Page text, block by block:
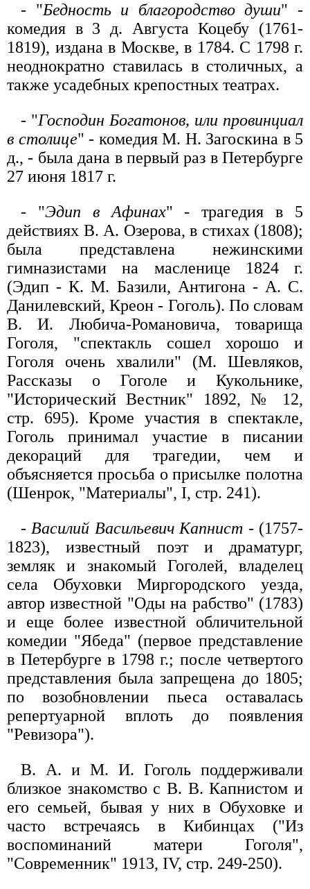
- "Бедность и благородство души" -
комедия в 3 д. Августа Коцебу (1761-
1819), издана в Москве, в 1784. С 1798 г.
неоднократно ставилась в столичных, а
также усадебных крепостных театрах.
- "Господин Богатонов, или провинциал
в столице" - комедия М. Н. Загоскина в 5
д., - была дана в первый раз в Петербурге
27 июня 1817 г.
- "Эдип в Афинах" - трагедия в 5
действиях В. А. Озерова, в стихах (1808);
была представлена нежинскими
гимназистами на масленице 1824 г.
(Эдип - К. М. Базили, Антигона - А. С.
Данилевский, Креон - Гоголь). По словам
В. И. Любича-Романовича, товарища
Гоголя, "спектакль сошел хорошо и
Гоголя очень хвалили" (М. Шевляков,
Рассказы о Гоголе и Кукольнике,
"Исторический Вестник" 1892, № 12,
стр. 695). Кроме участия в спектакле,
Гоголь принимал участие в писании
декораций для трагедии, чем и
объясняется просьба о присылке полотна
(Шенрок, "Материалы", I, стр. 241).
-Василий Васильевич Капнист - (1757-
1823), известный поэт и драматург,
земляк и знакомый Гоголей, владелец
села Обуховки Миргородского уезда,
автор известной "Оды на рабство" (1783)
и еще более известной обличительной
комедии "Ябеда" (первое представление
в Петербурге в 1798 г.; после четвертого
представления была запрещена до 1805;
по возобновлении пьеса оставалась
репертуарной вплоть до появления
"Ревизора").
В. А. и М. И. Гоголь поддерживали
близкое знакомство с В. В. Капнистом и
его семьей, бывая у них в Обуховке и
часто встречаясь в Кибинцах ("Из
воспоминаний матери Гоголя",
"Современник" 1913, IV, стр. 249-250).